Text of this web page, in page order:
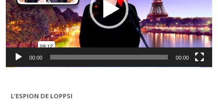
00:00 00:00
L’ESPION DE LOPPSI